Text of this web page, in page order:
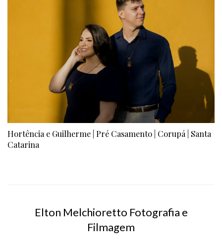
Hortência e Guilherme | Pré Casamento | Corupá | Santa
Catarina
Elton Melchioretto Fotografia e
Filmagem